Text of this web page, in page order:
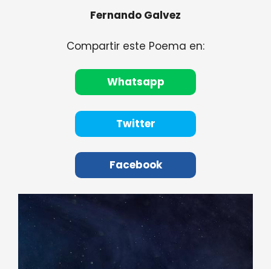
Fernando Galvez
Compartir este Poema en:
Whatsapp
Twitter
Facebook